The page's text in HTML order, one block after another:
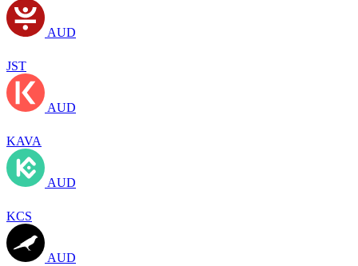
AUD
JST
AUD
KAVA
AUD
KCS
AUD